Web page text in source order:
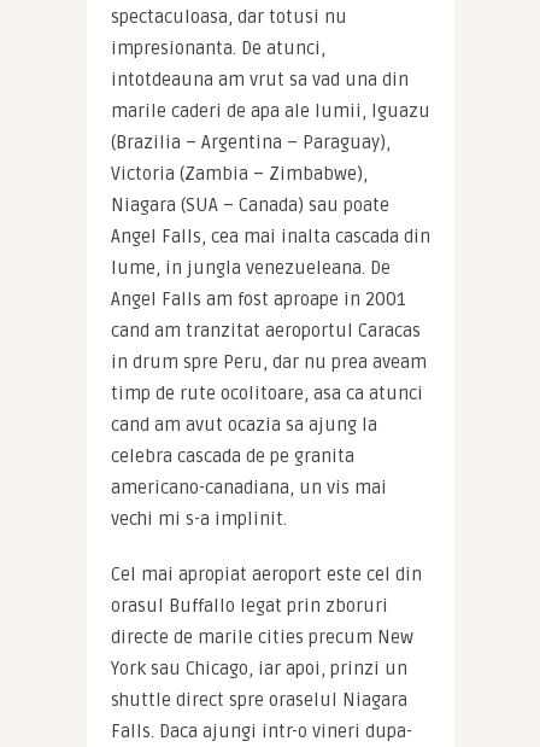
spectaculoasa, dar totusi nu
impresionanta. De atunci,
intotdeauna am vrut sa vad una din
marile caderi de apa ale lumii, Iguazu
(Brazilia – Argentina – Paraguay),
Victoria (Zambia – Zimbabwe),
Niagara (SUA – Canada) sau poate
Angel Falls, cea mai inalta cascada din
lume, in jungla venezueleana. De
Angel Falls am fost aproape in 2001
cand am tranzitat aeroportul Caracas
in drum spre Peru, dar nu prea aveam
timp de rute ocolitoare, asa ca atunci
cand am avut ocazia sa ajung la
celebra cascada de pe granita
americano-canadiana, un vis mai
vechi mi s-a implinit.
Cel mai apropiat aeroport este cel din
orasul Buffallo legat prin zboruri
directe de marile cities precum New
York sau Chicago, iar apoi, prinzi un
shuttle direct spre oraselul Niagara
Falls. Daca ajungi intr-o vineri dupa-